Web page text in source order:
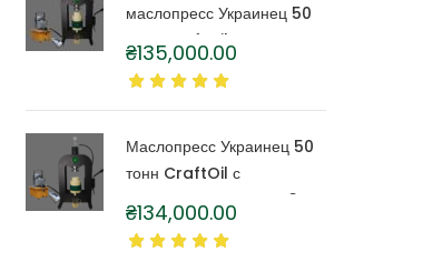
маслопресс Украинец 50
тонн CraftOil с
капролоновой бочкой 4
литра
₴135,000.00
Маслопресс Украинец 50
тонн CraftOil с
капролоновой бочкой 3
литра
₴134,000.00